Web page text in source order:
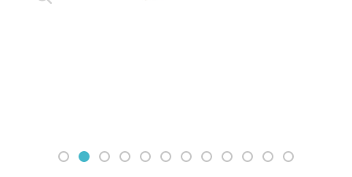
1 2 3 4 5 6 7 8 9 10 11 12